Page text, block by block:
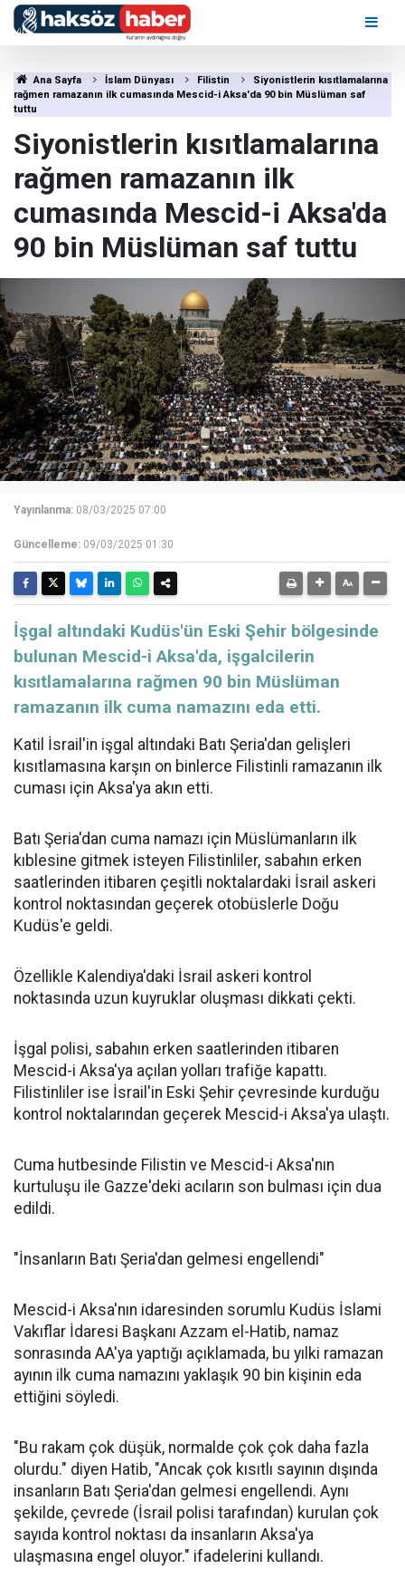
Ana Sayfa İslam Dünyası Filistin
Siyonistlerin kısıtlamalarına
rağmen ramazanın ilk cumasında Mescid-i Aksa'da 90 bin Müslüman saf
tuttu
Siyonistlerin kısıtlamalarına
rağmen ramazanın ilk
cumasında Mescid-i Aksa'da
90 bin Müslüman saf tuttu
Yayınlanma: 08/03/2025 07:00
Güncelleme: 09/03/2025 01:30
İşgal altındaki Kudüs'ün Eski Şehir bölgesinde
bulunan Mescid-i Aksa'da, işgalcilerin
kısıtlamalarına rağmen 90 bin Müslüman
ramazanın ilk cuma namazını eda etti.
Katil İsrail'in işgal altındaki Batı Şeria'dan gelişleri
kısıtlamasına karşın on binlerce Filistinli ramazanın ilk
cuması için Aksa'ya akın etti.
Batı Şeria'dan cuma namazı için Müslümanların ilk
kıblesine gitmek isteyen Filistinliler, sabahın erken
saatlerinden itibaren çeşitli noktalardaki İsrail askeri
kontrol noktasından geçerek otobüslerle Doğu
Kudüs'e geldi.
Özellikle Kalendiya'daki İsrail askeri kontrol
noktasında uzun kuyruklar oluşması dikkati çekti.
İşgal polisi, sabahın erken saatlerinden itibaren
Mescid-i Aksa'ya açılan yolları trafiğe kapattı.
Filistinliler ise İsrail'in Eski Şehir çevresinde kurduğu
kontrol noktalarından geçerek Mescid-i Aksa'ya ulaştı.
Cuma hutbesinde Filistin ve Mescid-i Aksa'nın
kurtuluşu ile Gazze'deki acıların son bulması için dua
edildi.
"İnsanların Batı Şeria'dan gelmesi engellendi"
Mescid-i Aksa'nın idaresinden sorumlu Kudüs İslami
Vakıflar İdaresi Başkanı Azzam el-Hatib, namaz
sonrasında AA'ya yaptığı açıklamada, bu yılki ramazan
ayının ilk cuma namazını yaklaşık 90 bin kişinin eda
ettiğini söyledi.
"Bu rakam çok düşük, normalde çok çok daha fazla
olurdu." diyen Hatib, "Ancak çok kısıtlı sayının dışında
insanların Batı Şeria'dan gelmesi engellendi. Aynı
şekilde, çevrede (İsrail polisi tarafından) kurulan çok
sayıda kontrol noktası da insanların Aksa'ya
ulaşmasına engel oluyor." ifadelerini kullandı.